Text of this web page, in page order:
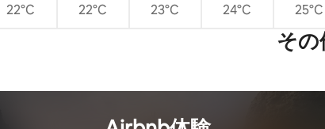
22°C 22°C 23°C 24°C 25°C
そ